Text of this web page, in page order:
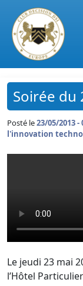
Passer au contenu
Soirée du
Posté le23/05/2013 -
l'innovation
Le jeudi 23 mai
l’Hôtel